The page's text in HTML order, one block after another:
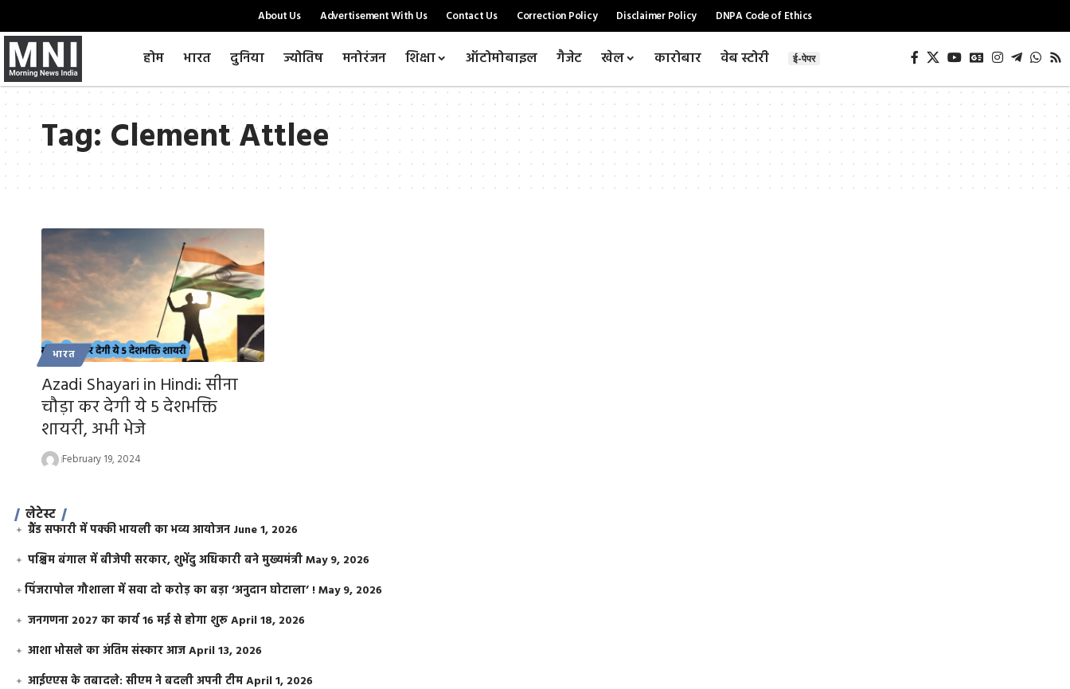
About Us Advertisement With Us Contact Us Correction Policy Disclaimer Policy DNPA Code of Ethics
होम भारत दुनिया ज्योतिष मनोरंजन शिक्षा ऑटोमोबाइल गैजेट खेल कारोबार वेब स्टोरी ई-पेपर
Tag:Clement Attlee
भारत
Azadi Shayari in Hindi: सीना
चौड़ा कर देगी ये 5 देशभक्ति
शायरी, अभी भेजे
February 19, 2024
लेटेस्ट
ग्रैंड सफारी में पक्की भायली का भव्य आयोजन June 1, 2026
पश्चिम बंगाल में बीजेपी सरकार, शुभेंदु अधिकारी बने मुख्यमंत्रीMay 9, 2026
​पिंजरापोल गौशाला में सवा दो करोड़ का बड़ा ‘अनुदान घोटाला’ !May 9, 2026
जनगणना 2027 का कार्य 16 मई से होगा शुरूApril 18, 2026
आशा भोसले का अंतिम संस्कार आजApril 13, 2026
आईएएस के तबादले: सीएम ने बदली अपनी टीमApril 1, 2026